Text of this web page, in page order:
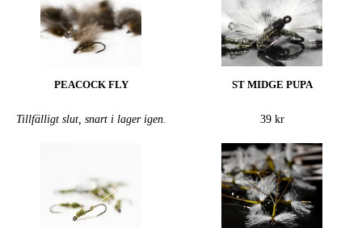
PEACOCK FLY
Tillfälligt slut, snart i lager igen.
ST MIDGE PUPA
39 kr